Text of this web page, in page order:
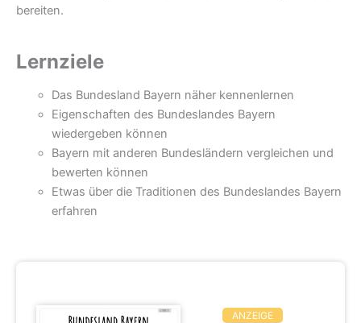
bereiten.
Lernziele
Das Bundesland Bayern näher kennenlernen
Eigenschaften des Bundeslandes Bayern
wiedergeben können
Bayern mit anderen Bundesländern vergleichen und
bewerten können
Etwas über die Traditionen des Bundeslandes Bayern
erfahren
ANZEIGE